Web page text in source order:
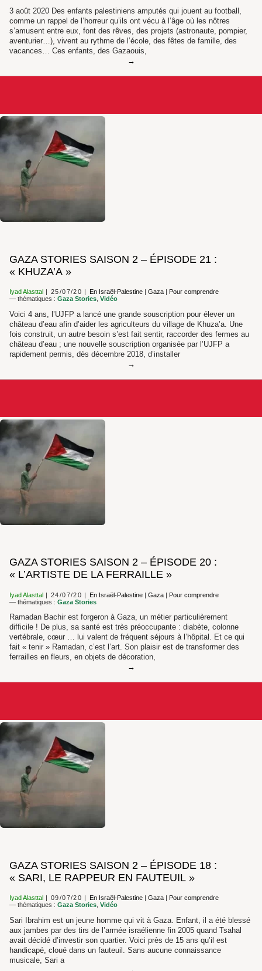
3 août 2020 Des enfants palestiniens amputés qui jouent au football,
comme un rappel de l’horreur qu’ils ont vécu à l’âge où les nôtres
s’amusent entre eux, font des rêves, des projets (astronaute, pompier,
aventurier…), vivent au rythme de l’école, des fêtes de famille, des
vacances… Ces enfants, des Gazaouis,
GAZA STORIES SAISON 2 – ÉPISODE 21 :
« KHUZA’A »
Iyad Alasttal 25/07/20 En Israël-Palestine |Gaza |Pour comprendre
— thématiques : Gaza Stories Vidéo
Voici 4 ans, l’UJFP a lancé une grande souscription pour élever un
château d’eau afin d’aider les agriculteurs du village de Khuza’a. Une
fois construit, un autre besoin s’est fait sentir, raccorder des fermes au
château d’eau ; une nouvelle souscription organisée par l’UJFP a
rapidement permis, dès décembre 2018, d’installer
GAZA STORIES SAISON 2 – ÉPISODE 20 :
« L’ARTISTE DE LA FERRAILLE »
Iyad Alasttal 24/07/20 En Israël-Palestine |Gaza |Pour comprendre
— thématiques : Gaza Stories
Ramadan Bachir est forgeron à Gaza, un métier particulièrement
difficile ! De plus, sa santé est très préoccupante : diabète, colonne
vertébrale, cœur … lui valent de fréquent séjours à l’hôpital. Et ce qui
fait « tenir » Ramadan, c’est l’art. Son plaisir est de transformer des
ferrailles en fleurs, en objets de décoration,
GAZA STORIES SAISON 2 – ÉPISODE 18 :
« SARI, LE RAPPEUR EN FAUTEUIL »
Iyad Alasttal 09/07/20 En Israël-Palestine |Gaza |Pour comprendre
— thématiques : Gaza Stories Vidéo
Sari Ibrahim est un jeune homme qui vit à Gaza. Enfant, il a été blessé
aux jambes par des tirs de l’armée israélienne fin 2005 quand Tsahal
avait décidé d’investir son quartier. Voici près de 15 ans qu’il est
handicapé, cloué dans un fauteuil. Sans aucune connaissance
musicale, Sari a